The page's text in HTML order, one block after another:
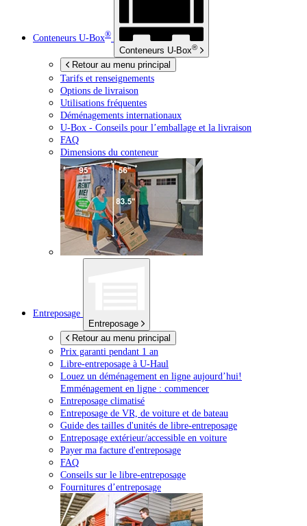
Conteneurs U-Box®
Conteneurs U-Box®
Retour au menu principal
Tarifs et renseignements
Options de livraison
Utilisations fréquentes
Déménagements internationaux
U-Box - Conseils pour l’emballage et la livraison
FAQ
Dimensions du conteneur
Entreposage
Entreposage
Retour au menu principal
Prix garanti pendant 1 an
Libre-entreposage à U-Haul
Louez un déménagement en ligne aujourd’hui!
Emménagement en ligne : commencer
Entreposage climatisé
Entreposage de VR, de voiture et de bateau
Guide des tailles d'unités de libre-entreposage
Entreposage extérieur/accessible en voiture
Payer ma facture d'entreposage
FAQ
Conseils sur le libre-entreposage
Fournitures d’entreposage